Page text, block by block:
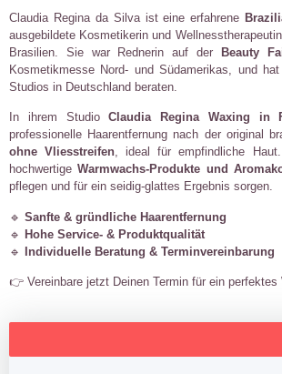
Claudia Regina da Silva ist eine erfahrene
ausgebildete Kosmetikerin und
Brasilien. Sie war Rednerin auf der
Beauty
Kosmetikmesse Nord- und Südamerikas, und
Studios in Deutschland beraten.
In ihrem StudioClaudia Regina Waxing in
professionelle Haarentfernung nach der original
ohne Vliesstreifen, ideal für empfindliche
hochwertigeWarmwachs-Produkte und
pflegen und für ein seidig-glattes Ergebnis sorgen.
🔹 Sanfte & gründliche Haarentfernung
🔹 Hohe Service- & Produktqualität
🔹
Individuelle Beratung & Terminvereinbarung
👉 Vereinbare jetzt Deinen Termin für ein perfektes